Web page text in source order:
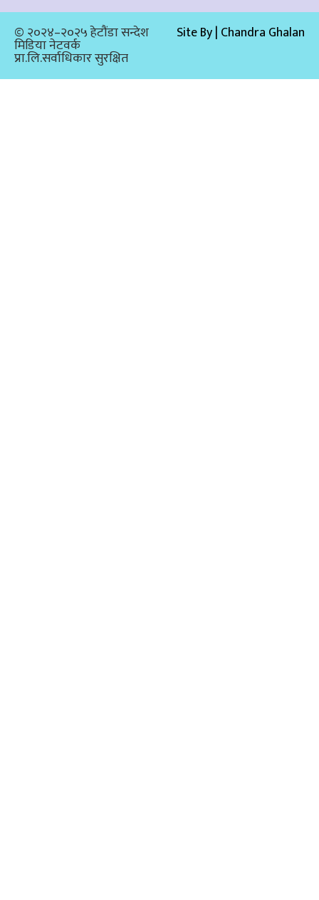
© २०२४–२०२५ हेटौंडा सन्देश
मिडिया नेटवर्क
प्रा.लि.सर्वाधिकार सुरक्षित​
Site By | Chandra Ghalan